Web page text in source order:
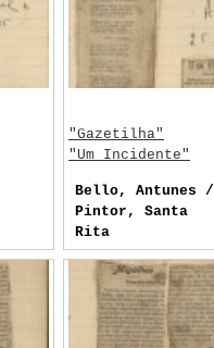
Barcia
"Gazetilha"
"Um Incidente"
Bello, Antunes /
Pintor, Santa
Rita